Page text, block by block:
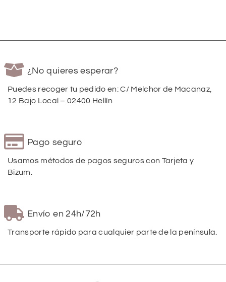
¿No quieres esperar?
Puedes recoger tu pedido en: C/ Melchor de Macanaz,
12 Bajo Local – 02400 Hellín
Pago seguro
Usamos métodos de pagos seguros con Tarjeta y
Bizum.
Envío en 24h/72h
Transporte rápido para cualquier parte de la península.